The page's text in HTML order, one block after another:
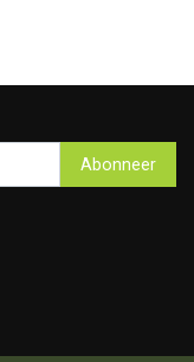
Abonneer